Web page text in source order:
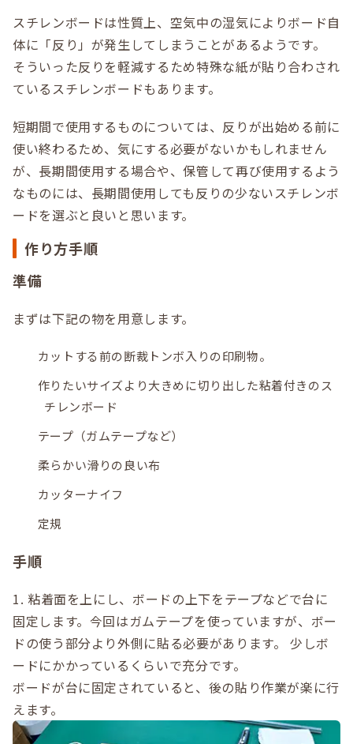
スチレンボードは性質上、空気中の湿気によりボード自
体に「反り」が発生してしまうことがあるようです。
そういった反りを軽減するため特殊な紙が貼り合わされ
ているスチレンボードもあります。
短期間で使用するものについては、反りが出始める前に
使い終わるため、気にする必要がないかもしれません
が、長期間使用する場合や、保管して再び使用するよう
なものには、長期間使用しても反りの少ないスチレンボ
ードを選ぶと良いと思います。
作り方手順
準備
まずは下記の物を用意します。
カットする前の断裁トンボ入りの印刷物。
作りたいサイズより大きめに切り出した粘着付きのス
チレンボード
テープ（ガムテープなど）
柔らかい滑りの良い布
カッターナイフ
定規
手順
1. 粘着面を上にし、ボードの上下をテープなどで台に
固定します。今回はガムテープを使っていますが、ボー
ドの使う部分より外側に貼る必要があります。 少しボ
ードにかかっているくらいで充分です。
ボードが台に固定されていると、後の貼り作業が楽に行
えます。